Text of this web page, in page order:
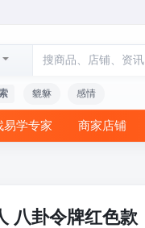
貔貅 感情
易学专家 商家店铺
八卦令牌红色款